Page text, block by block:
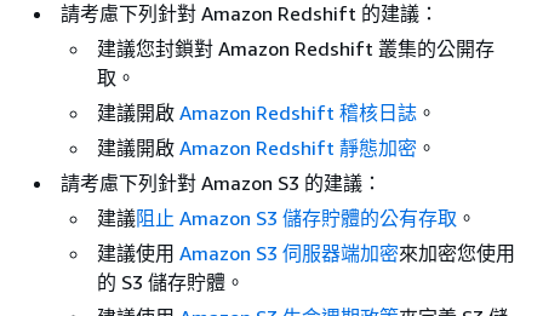
請考慮下列針對 Amazon Redshift 的建議：
建議您封鎖對 Amazon Redshift 叢集的公開存
取。
建議開啟 Amazon Redshift 稽核日誌 。
建議開啟 Amazon Redshift 靜態加密 。
請考慮下列針對 Amazon S3 的建議：
建議阻止 Amazon S3 儲存貯體的公有存取 。
建議使用 Amazon S3 伺服器端加密來加密您使用
的 S3 儲存貯體。